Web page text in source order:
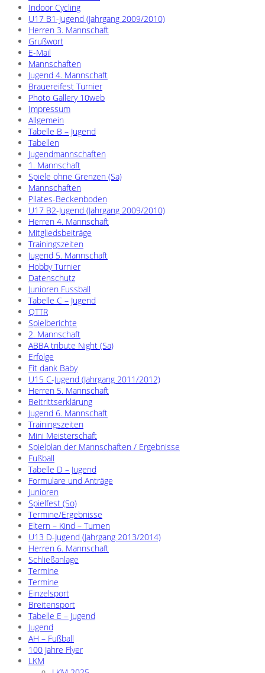
Indoor Cycling
U17 B1-Jugend (Jahrgang 2009/2010)
Herren 3. Mannschaft
Grußwort
E-Mail
Mannschaften
Jugend 4. Mannschaft
Brauereifest Turnier
Photo Gallery 10web
Impressum
Allgemein
Tabelle B – Jugend
Tabellen
Jugendmannschaften
1. Mannschaft
Spiele ohne Grenzen (Sa)
Mannschaften
Pilates-Beckenboden
U17 B2-Jugend (Jahrgang 2009/2010)
Herren 4. Mannschaft
Mitgliedsbeiträge
Trainingszeiten
Jugend 5. Mannschaft
Hobby Turnier
Datenschutz
Junioren Fussball
Tabelle C – Jugend
QTTR
Spielberichte
2. Mannschaft
ABBA tribute Night (Sa)
Erfolge
Fit dank Baby
U15 C-Jugend (Jahrgang 2011/2012)
Herren 5. Mannschaft
Beitrittserklärung
Jugend 6. Mannschaft
Trainingszeiten
Mini Meisterschaft
Spielplan der Mannschaften / Ergebnisse
Fußball
Tabelle D – Jugend
Formulare und Anträge
Junioren
Spielfest (So)
Termine/Ergebnisse
Eltern – Kind – Turnen
U13 D-Jugend (Jahrgang 2013/2014)
Herren 6. Mannschaft
Schließanlage
Termine
Termine
Einzelsport
Breitensport
Tabelle E – Jugend
Jugend
AH – Fußball
100 Jahre Flyer
LKM